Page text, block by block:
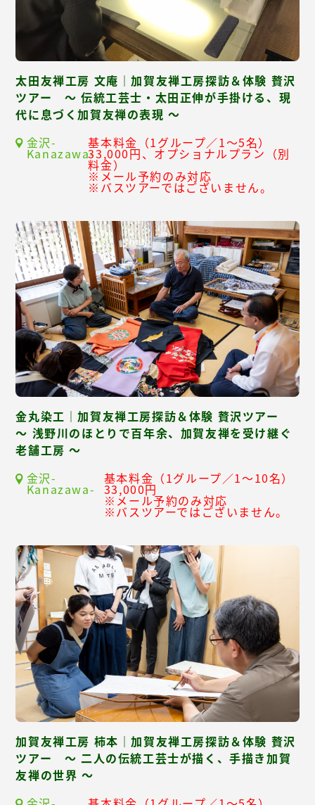
太田友禅工房 文庵｜加賀友禅工房探訪＆体験 贅沢
ツアー ～ 伝統工芸士・太田正伸が手掛ける、現
代に息づく加賀友禅の表現 ～
金沢-
Kanazawa-
基本料金（1グループ／1～5名）
33,000円、オプショナルプラン（別
料金）
※メール予約のみ対応
※バスツアーではございません。
金丸染工｜加賀友禅工房探訪＆体験 贅沢ツアー
～ 浅野川のほとりで百年余、加賀友禅を受け継ぐ
老舗工房 ～
金沢-
Kanazawa-
基本料金（1グループ／1～10名）
33,000円
※メール予約のみ対応
※バスツアーではございません。
加賀友禅工房 柿本｜加賀友禅工房探訪＆体験 贅沢
ツアー ～ 二人の伝統工芸士が描く、手描き加賀
友禅の世界 ～